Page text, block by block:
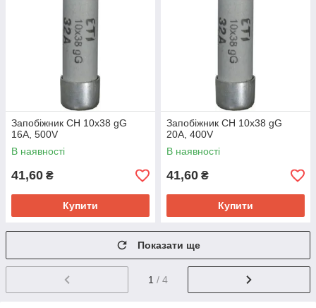
Запобіжник CH 10x38 gG
16A, 500V
В наявності
41,60 ₴
Купити
Запобіжник CH 10x38 gG
20A, 400V
В наявності
41,60 ₴
Купити
Показати ще
1 / 4